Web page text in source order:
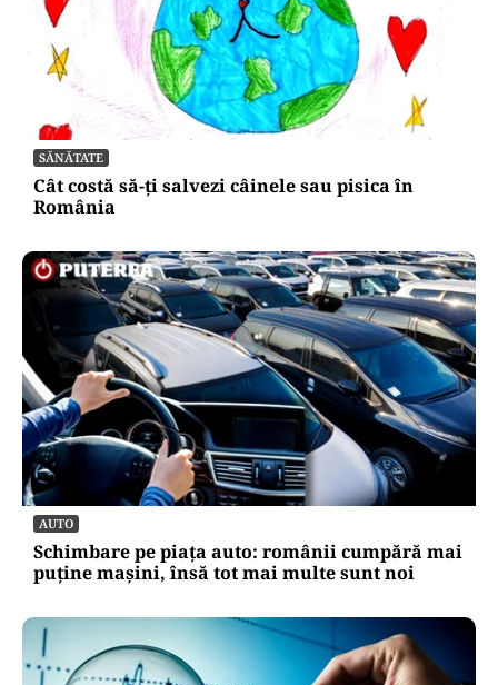
SĂNĂTATE
Cât costă să-ți salvezi câinele sau pisica în
România
AUTO
Schimbare pe piața auto: românii cumpără mai
puține mașini, însă tot mai multe sunt noi